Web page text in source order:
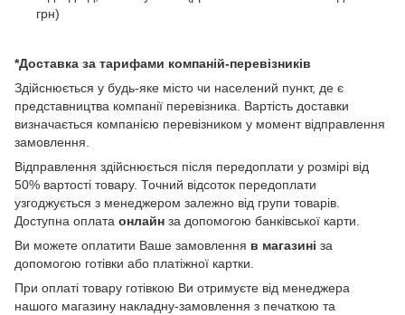
грн)
*Доставка за тарифами компаній-перевізників
Здійснюється у будь-яке місто чи населений пункт, де є
представництва компанії перевізника. Вартість доставки
визначається компанією перевізником у момент відправлення
замовлення.
Відправлення здійснюється після передоплати у розмірі від
50% вартості товару. Точний відсоток передоплати
узгоджується з менеджером залежно від групи товарів.
Доступна оплата онлайн за допомогою банківської карти.
Ви можете оплатити Ваше замовлення в магазині за
допомогою готівки або платіжної картки.
При оплаті товару готівкою Ви отримуєте від менеджера
нашого магазину накладну-замовлення з печаткою та